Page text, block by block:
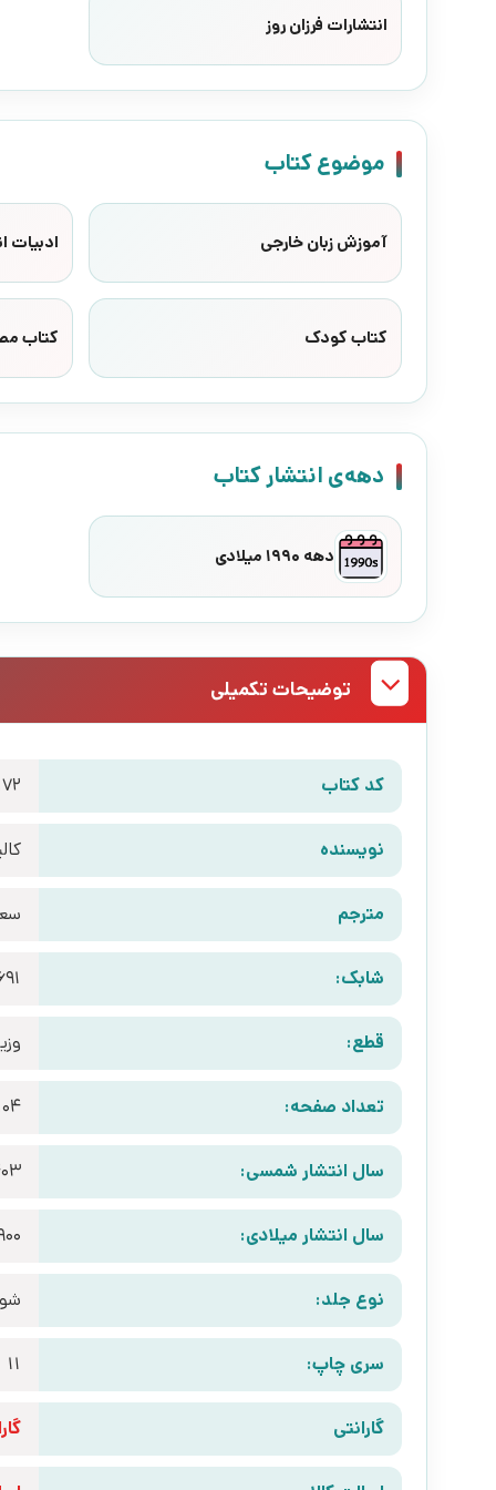
انتشارات فرزان روز
موضوع کتاب
آموزش زبان خارجی ادبیات
کتاب کودک کتاب
دهه‌ی انتشار کتاب
دهه 1990 میلادی
توضیحات تکمیلی
کد کتاب
نویسنده
مترجم
شابک:
قطع:
تعداد صفحه:
سال انتشار شمسی:
سال انتشار میلادی:
نوع جلد:
سری چاپ: 11
گارانتی گارانتی 10